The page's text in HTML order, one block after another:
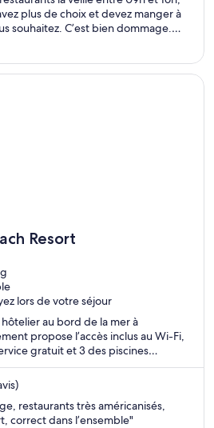
plus de choix et devez manger à
souhaitez. C’est bien dommage.
extrêmement sucrée et pas
» sont collé entre eux, certes ..."
Resort
lors de votre séjour
au bord de la mer à
propose l’accès inclus au Wi-Fi,
gratuit et 3 des piscines
nos clients font l’éloge du
propreté des chambres. Deux
Maho et Plage de Mullet Bay
restaurants très américanisés,
correct dans l’ensemble"
fenêtre